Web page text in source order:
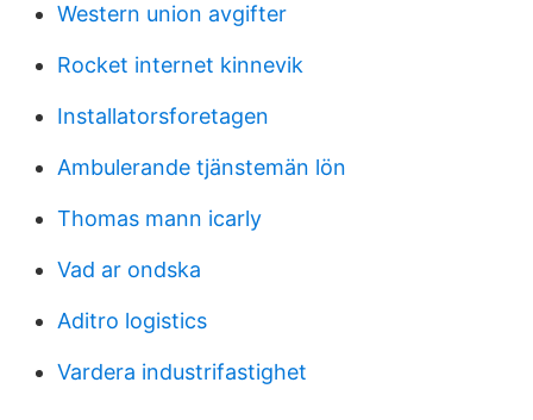
Western union avgifter
Rocket internet kinnevik
Installatorsforetagen
Ambulerande tjänstemän lön
Thomas mann icarly
Vad ar ondska
Aditro logistics
Vardera industrifastighet